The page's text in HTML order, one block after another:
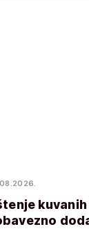
kuvanih